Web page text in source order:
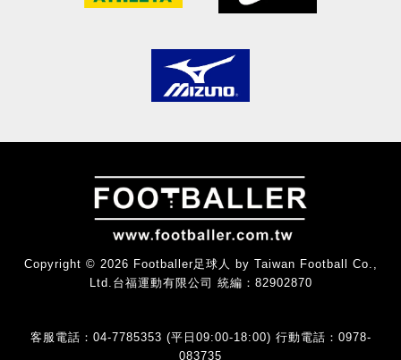
Copyright © 2026 Footballer足球人 by Taiwan Football Co.,
Ltd.台福運動有限公司 統編：82902870
客服電話：04-7785353 (平日09:00-18:00) 行動電話：0978-
083735